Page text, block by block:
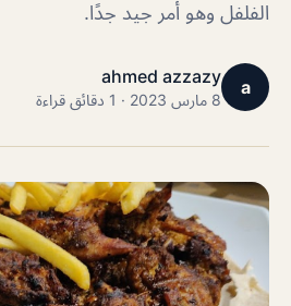
الفلفل وهو أمر جيد جدًا.
a
ahmed azzazy
8 مارس 2023 · 1 دقائق قراءة